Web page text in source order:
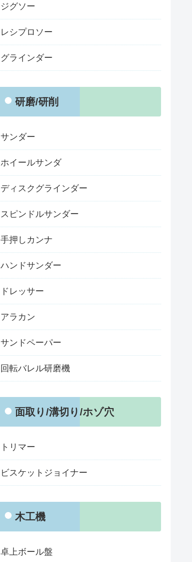
ジグソー
レシプロソー
グラインダー
研磨/研削
サンダー
ホイールサンダ
ディスクグラインダー
スピンドルサンダー
手押しカンナ
ハンドサンダー
ドレッサー
アラカン
サンドペーパー
回転バレル研磨機
面取り/溝切り/ホゾ穴
トリマー
ビスケットジョイナー
木工機
卓上ボール盤